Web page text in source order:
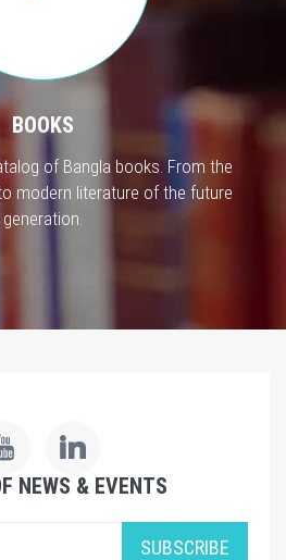
BOOKS
of Bangla books. From the
modern literature of the future
generation.
NEWS & EVENTS
SUBSCRIBE